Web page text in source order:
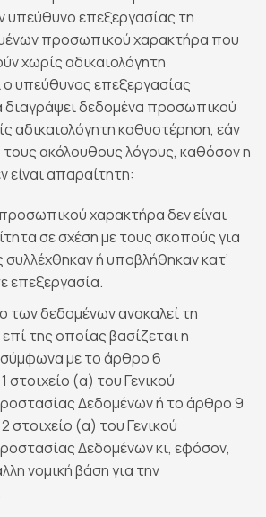
υπεύθυνο επεξεργασίας τη
προσωπικού χαρακτήρα που
χωρίς αδικαιολόγητη
υπεύθυνος επεξεργασίας
διαγράψει δεδομένα προσωπικού
αδικαιολόγητη καθυστέρηση, εάν
τους ακόλουθους λόγους, καθόσον η
είναι απαραίτητη:
χαρακτήρα δεν είναι
σε σχέση με τους σκοπούς για
ή υποβλήθηκαν κατ’
επεξεργασία.
των δεδομένων ανακαλεί τη
της οποίας βασίζεται η
με το άρθρο 6
(α) του Γενικού
Δεδομένων ή το άρθρο 9
(α) του Γενικού
Δεδομένων κι, εφόσον,
νομική βάση για την